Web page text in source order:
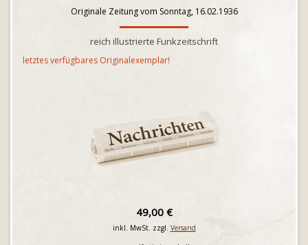
Originale Zeitung vom Sonntag, 16.02.1936
reich illustrierte Funkzeitschrift
letztes verfügbares Originalexemplar!
49,00 €
inkl. MwSt. zzgl. Versand